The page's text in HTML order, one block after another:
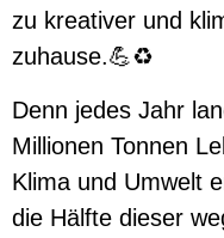
zu kreativer und
zuhause.💪♻️
Denn jedes Jahr
Millionen Tonnen
Klima und Umwelt
die Hälfte dieser